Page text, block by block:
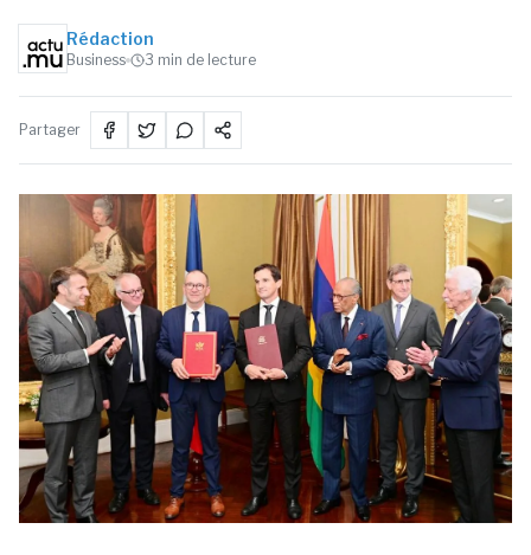
Rédaction
Business 3 min de lecture
Partager